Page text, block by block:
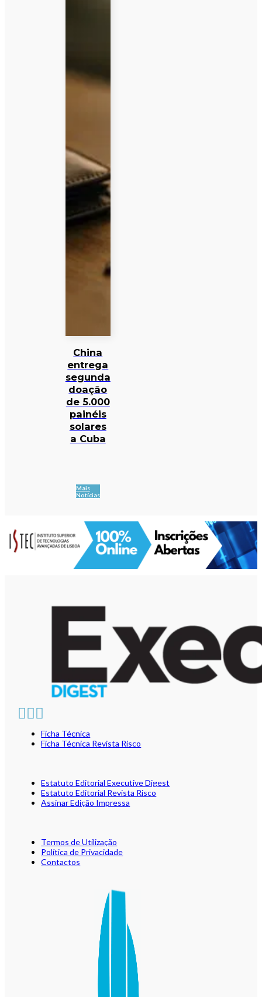
China
entrega
segunda
doação
de 5.000
painéis
solares
a Cuba
Mais
Notícias
Ficha Técnica
Ficha Técnica Revista Risco
Estatuto Editorial Executive Digest
Estatuto Editorial Revista Risco
Assinar Edição Impressa
Termos de Utilização
Política de Privacidade
Contactos